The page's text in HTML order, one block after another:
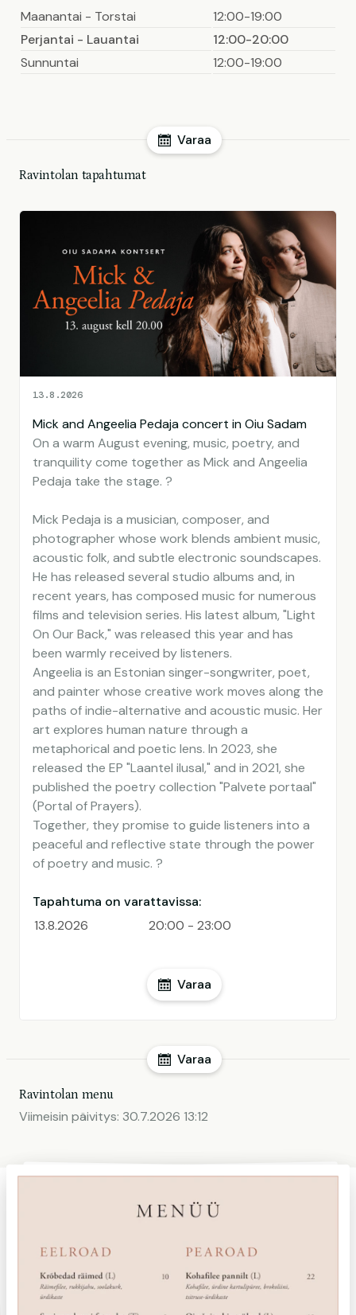
Maanantai - Torstai
12:00-19:00
Perjantai - Lauantai
12:00-20:00
Sunnuntai
12:00-19:00
Varaa
Ravintolan tapahtumat
13.8.2026
Mick and Angeelia Pedaja concert in Oiu Sadam
On a warm August evening, music, poetry, and
tranquility come together as Mick and Angeelia
Pedaja take the stage. ?
Mick Pedaja is a musician, composer, and
photographer whose work blends ambient music,
acoustic folk, and subtle electronic soundscapes.
He has released several studio albums and, in
recent years, has composed music for numerous
films and television series. His latest album, "Light
On Our Back," was released this year and has
been warmly received by listeners.
Angeelia is an Estonian singer-songwriter, poet,
and painter whose creative work moves along the
paths of indie-alternative and acoustic music. Her
art explores human nature through a
metaphorical and poetic lens. In 2023, she
released the EP "Laantel ilusal," and in 2021, she
published the poetry collection "Palvete portaal"
(Portal of Prayers).
Together, they promise to guide listeners into a
peaceful and reflective state through the power
of poetry and music. ?
Tapahtuma on varattavissa:
13.8.2026
20:00 - 23:00
Varaa
Varaa
Ravintolan menu
Viimeisin päivitys: 30.7.2026 13:12